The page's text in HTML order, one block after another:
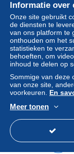
Informatie over
Onze site gebruikt
de diensten te
van ons platform te
onthouden om het
statistieken te
behoeften, om
inhoud te delen op
Sommige van deze
van onze site,
voorkeuren. En
Meer tonen
Hulpcentrum
Kopen op
Verkopen op
Een beveiligde